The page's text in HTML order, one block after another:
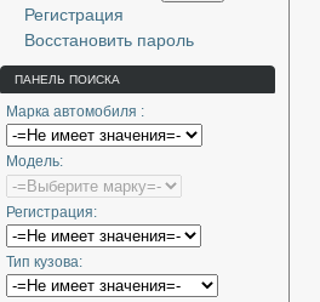
Регистрация
Восстановить пароль
ПАНЕЛЬ ПОИСКА
Марка автомобиля :
Модель:
Регистрация:
Тип кузова: